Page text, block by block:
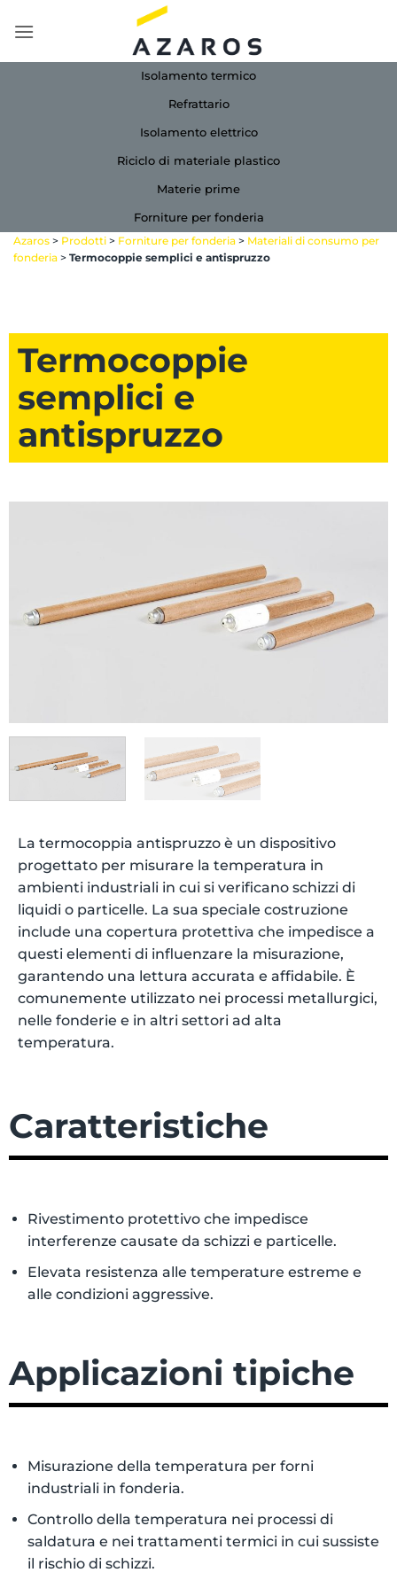
Isolamento termico
Refrattario
Isolamento elettrico
Riciclo di materiale plastico
Materie prime
Forniture per fonderia
Azaros > Prodotti > Forniture per fonderia > Materiali di consumo per
fonderia > Termocoppie semplici e antispruzzo
Termocoppie
semplici e
antispruzzo
La termocoppia antispruzzo è un dispositivo
progettato per misurare la temperatura in
ambienti industriali in cui si verificano schizzi di
liquidi o particelle. La sua speciale costruzione
include una copertura protettiva che impedisce a
questi elementi di influenzare la misurazione,
garantendo una lettura accurata e affidabile. È
comunemente utilizzato nei processi metallurgici,
nelle fonderie e in altri settori ad alta
temperatura.
Caratteristiche
Rivestimento protettivo che impedisce
interferenze causate da schizzi e particelle.
Elevata resistenza alle temperature estreme e
alle condizioni aggressive.
Applicazioni tipiche
Misurazione della temperatura per forni
industriali in fonderia.
Controllo della temperatura nei processi di
saldatura e nei trattamenti termici in cui sussiste
il rischio di schizzi.